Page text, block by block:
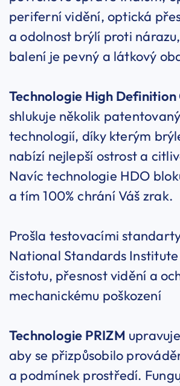
periferní vidění, optická
a odolnost brýlí proti
balení je pevný a látkový
Technologie High
shlukuje několik
technologií, díky kterým
nabízí nejlepší ostrost a
Navíc technologie HDO
a tím 100% chrání Váš zrak.
Prošla testovacími
National Standards
čistotu, přesnost vidění a
mechanickému poškození
Technologie PRIZM
aby se přizpůsobilo
a podmínek prostředí.